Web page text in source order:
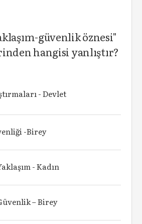
güvenlik öznesi"
hangisi yanlıştır?
- Devlet
-Birey
- Kadın
– Birey